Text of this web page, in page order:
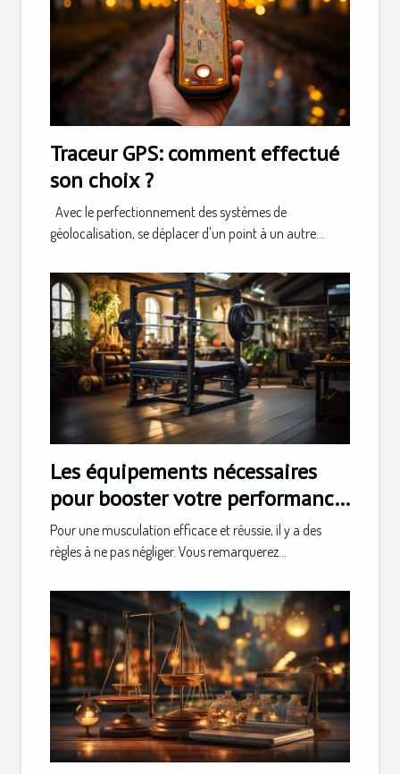
Traceur GPS: comment effectué
son choix ?
Avec le perfectionnement des systèmes de
géolocalisation, se déplacer d'un point à un autre...
Les équipements nécessaires
pour booster votre performance
en musculature
Pour une musculation efficace et réussie, il y a des
règles à ne pas négliger. Vous remarquerez...